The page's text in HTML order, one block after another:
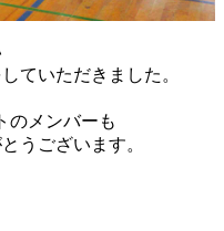
ていただきました。
のメンバーも
うございます。